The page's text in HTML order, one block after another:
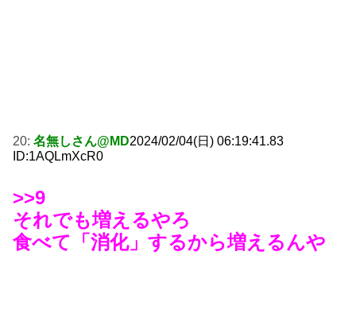
20: 名無しさん@MD2024/02/04(日) 06:19:41.83
ID:1AQLmXcR0
>>9
それでも増えるやろ
食べて「消化」するから増えるんや